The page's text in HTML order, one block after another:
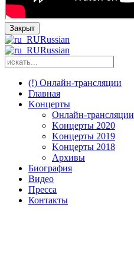
Закрыт
Russian
Russian
(!) Онлайн-трансляции
Главная
Kонцерты
Онлайн-трансляции
Kонцерты 2020
Kонцерты 2019
Kонцерты 2018
Архивы
Биография
Видео
Пресса
Контакты